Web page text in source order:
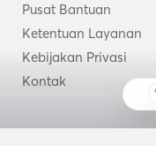
Pusat Bantuan
Ketentuan Layanan
Kebijakan Privasi
Kontak